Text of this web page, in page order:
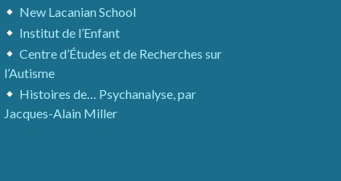
New Lacanian School
Institut de l’Enfant
Centre d’Études et de Recherches sur
l’Autisme
Histoires de… Psychanalyse, par
Jacques-Alain Miller